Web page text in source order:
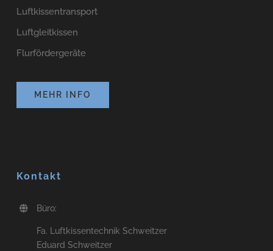
Luftkissentransport
Luftgleitkissen
Flurfördergeräte
MEHR INFO
Kontakt
Büro:
Fa. Luftkissentechnik Schweitzer
Eduard Schweitzer